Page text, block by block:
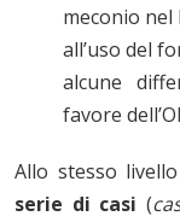
meconio
all’uso del
alcune
favore
Allo stesso
serie di casi (